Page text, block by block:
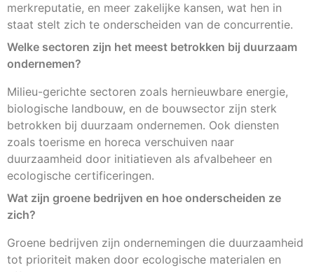
merkreputatie, en meer zakelijke kansen, wat hen in
staat stelt zich te onderscheiden van de concurrentie.
Welke sectoren zijn het meest betrokken bij duurzaam
ondernemen?
Milieu-gerichte sectoren zoals hernieuwbare energie,
biologische landbouw, en de bouwsector zijn sterk
betrokken bij duurzaam ondernemen. Ook diensten
zoals toerisme en horeca verschuiven naar
duurzaamheid door initiatieven als afvalbeheer en
ecologische certificeringen.
Wat zijn groene bedrijven en hoe onderscheiden ze
zich?
Groene bedrijven zijn ondernemingen die duurzaamheid
tot prioriteit maken door ecologische materialen en